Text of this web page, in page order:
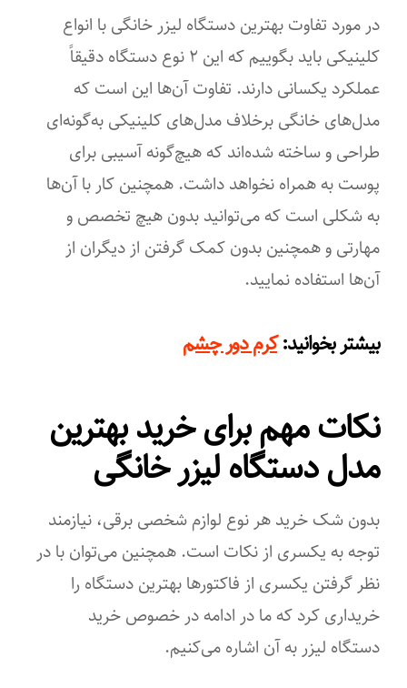
در مورد تفاوت بهترین دستگاه لیزر خانگی با انواع
کلینیکی باید بگوییم که این ۲ نوع دستگاه دقیقاً
عملکرد یکسانی دارند. تفاوت آن‌ها این است که
مدل‌های خانگی برخلاف مدل‌های کلینیکی به‌گونه‌ای
طراحی و ساخته شده‌اند که هیچ‌گونه آسیبی برای
پوست به‌ همراه نخواهد داشت. همچنین کار با آن‌ها
به شکلی است که می‌توانید بدون هیچ تخصص و
مهارتی و همچنین بدون کمک گرفتن از دیگران از
آن‌ها استفاده نمایید.
بیشتر بخوانید: کرم دور چشم
نکات مهم برای خرید بهترین
مدل دستگاه لیزر خانگی
بدون شک خرید هر نوع لوازم شخصی برقی، نیازمند
توجه به یکسری از نکات است. همچنین می‌توان با در
نظر گرفتن یکسری از فاکتورها بهترین دستگاه را
خریداری کرد که ما در ادامه در خصوص خرید
دستگاه لیزر به آن اشاره می‌کنیم.